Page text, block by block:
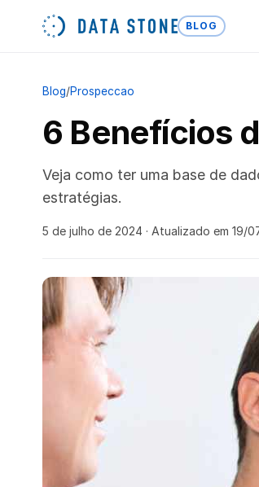
BLOG
Blog/Prospeccao
6 Benefícios
Veja como ter uma base de
estratégias.
5 de julho de 2024 · Atualizado em 19/